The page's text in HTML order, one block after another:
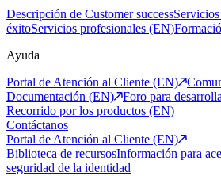
Descripción de Customer success
éxitoServicios profesionales (EN)
Ayuda
Portal de Atención al Cliente (EN)
Documentación (EN)
Foro para
Recorrido por los productos (EN)
Contáctanos
Portal de Atención al Cliente (EN)
Biblioteca de recursosInformación para
seguridad de la identidad